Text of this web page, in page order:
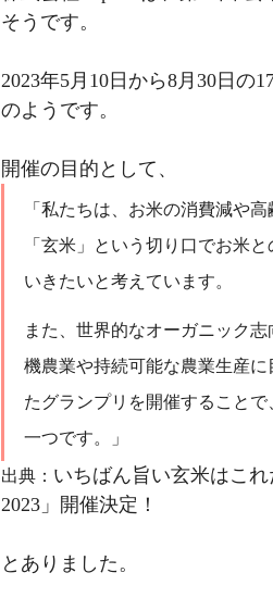
そうです。
2023年5月10日から8月30日の
のようです。
開催の目的として、
「私たちは、お米の消費減や
「玄米」という切り口でお米
いきたいと考えています。
また、世界的なオーガニック
機農業や持続可能な農業生産
たグランプリを開催すること
一つです。」
出典： いちばん旨い玄米はこ
2023」開催決定！
とありました。